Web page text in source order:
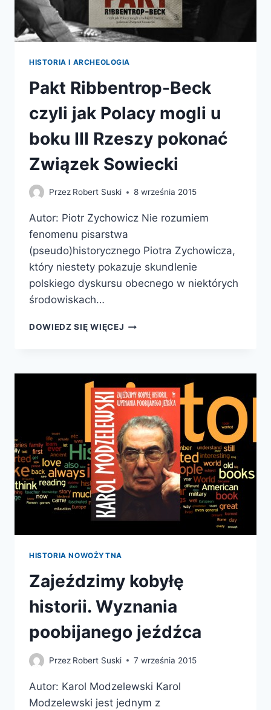
HISTORIA I ARCHEOLOGIA
Pakt Ribbentrop-Beck
czyli jak Polacy mogli u
boku III Rzeszy pokonać
Związek Sowiecki
Przez Robert Suski 8 września 2015
Autor: Piotr Zychowicz Nie rozumiem
fenomenu pisarstwa
(pseudo)historycznego Piotra Zychowicza,
który niestety pokazuje skundlenie
polskiego dyskursu obecnego w niektórych
środowiskach…
DOWIEDZ SIĘ WIĘCEJ PAKT
JAK
POLACY
MOGLI
BOKU
III
RZESZY
POKONAĆ
ZWIĄZEK
SOWIECKI
HISTORIA NOWOŻYTNA
Zajeździmy kobyłę
historii. Wyznania
poobijanego jeźdźca
Przez Robert Suski 7 września 2015
Autor: Karol Modzelewski Karol
Modzelewski jest jednym z